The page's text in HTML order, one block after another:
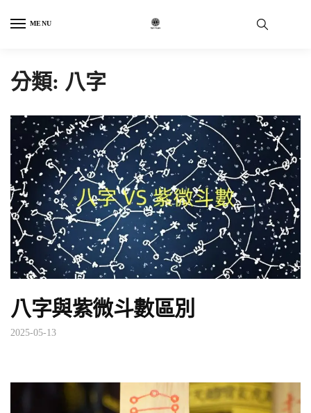
MENU
分類: 八字
八字與紫微斗數區別
2025-05-13